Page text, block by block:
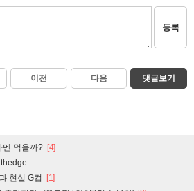
등록
이전 다음 댓글보기
멘 먹을까? [4]
현실 G컵 [1]